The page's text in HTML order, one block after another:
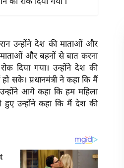
उन्होंने देश की माताओं और
माताओं और बहनों से बात करना
दिया गया। उन्होंने देश की
सके। प्रधानमंत्री ने कहा कि मैं
आगे कहा कि हम महिला
उन्होंने कहा कि मैं देश की